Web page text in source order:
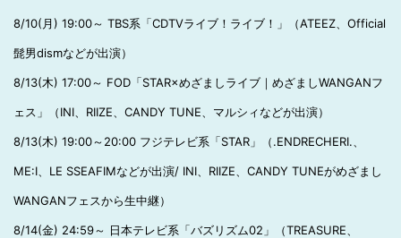
8/10(月) 19:00～ TBS系「CDTVライブ！ライブ！」（ATEEZ、Official
髭男dismなどが出演）
8/13(木) 17:00～ FOD「STAR×めざましライブ｜めざましWANGANフ
ェス」（INI、RIIZE、CANDY TUNE、マルシィなどが出演）
8/13(木) 19:00～20:00 フジテレビ系「STAR」（.ENDRECHERI.、
ME:I、LE SSEAFIMなどが出演/ INI、RIIZE、CANDY TUNEがめざまし
WANGANフェスから生中継）
8/14(金) 24:59～ 日本テレビ系「バズリズム02」（TREASURE、